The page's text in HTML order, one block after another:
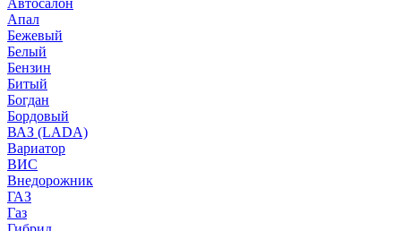
Апал
Бежевый
Белый
Бензин
Битый
Богдан
Бордовый
ВАЗ (LADA)
Вариатор
ВИС
Внедорожник
ГАЗ
Газ